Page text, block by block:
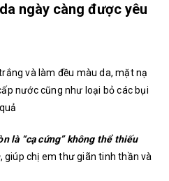
ngày càng được yêu
và làm đều màu da, mặt nạ
nước cũng như loại bỏ các bụi
là “cạ cứng” không thể thiếu
, giúp chị em thư giãn tinh thần và